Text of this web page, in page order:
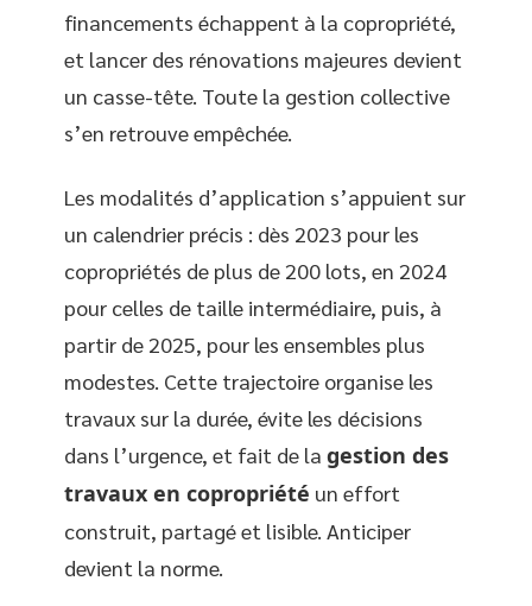
financements échappent à la copropriété,
et lancer des rénovations majeures devient
un casse-tête. Toute la gestion collective
s’en retrouve empêchée.
Les modalités d’application s’appuient sur
un calendrier précis : dès 2023 pour les
copropriétés de plus de 200 lots, en 2024
pour celles de taille intermédiaire, puis, à
partir de 2025, pour les ensembles plus
modestes. Cette trajectoire organise les
travaux sur la durée, évite les décisions
dans l’urgence, et fait de la gestion des
travaux en copropriété un effort
construit, partagé et lisible. Anticiper
devient la norme.